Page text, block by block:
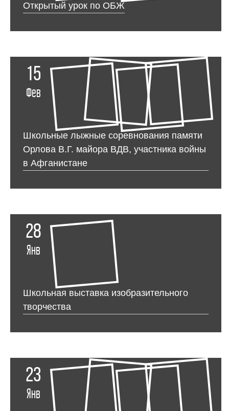
Открытый урок по ОБЖ
15
Фев
Школьные лыжные соревнования памяти
Орлова В.Г. майора ВДВ, участника войны
в Афганистане
28
Янв
Школьная выставка изобразительного
творчества
23
Янв